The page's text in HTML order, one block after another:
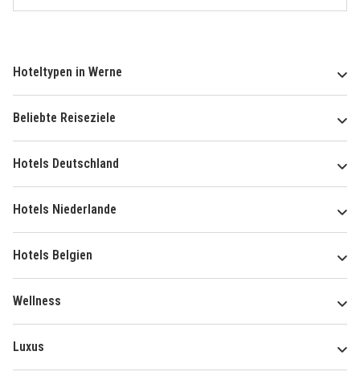
Hoteltypen in Werne
Beliebte Reiseziele
Hotels Deutschland
Hotels Niederlande
Hotels Belgien
Wellness
Luxus